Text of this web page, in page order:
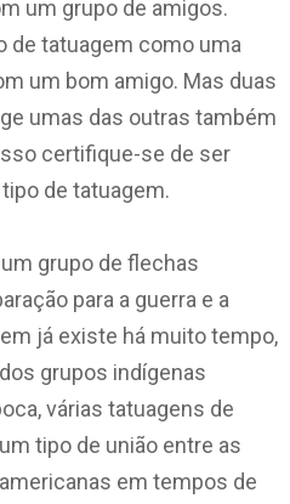
um grupo de amigos.
de tatuagem como uma
um bom amigo. Mas duas
umas das outras também
certifique-se de ser
de tatuagem.
grupo de flechas
para a guerra e a
já existe há muito tempo,
grupos indígenas
várias tatuagens de
tipo de união entre as
em tempos de